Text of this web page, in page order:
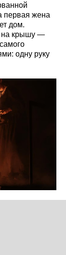
первая жена
дом.
на крышу —
одну руку